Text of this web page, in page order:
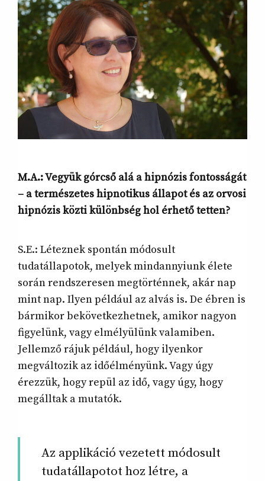
M.A.: Vegyük górcső alá a hipnózis fontosságát
– a természetes hipnotikus állapot és az orvosi
hipnózis közti különbség hol érhető tetten?
S.E.: Léteznek spontán módosult
tudatállapotok, melyek mindannyiunk élete
során rendszeresen megtörténnek, akár nap
mint nap. Ilyen például az alvás is. De ébren is
bármikor bekövetkezhetnek, amikor nagyon
figyelünk, vagy elmélyülünk valamiben.
Jellemző rájuk például, hogy ilyenkor
megváltozik az időélményünk. Vagy úgy
érezzük, hogy repül az idő, vagy úgy, hogy
megálltak a mutatók.
Az applikáció vezetett módosult
tudatállapotot hoz létre, a